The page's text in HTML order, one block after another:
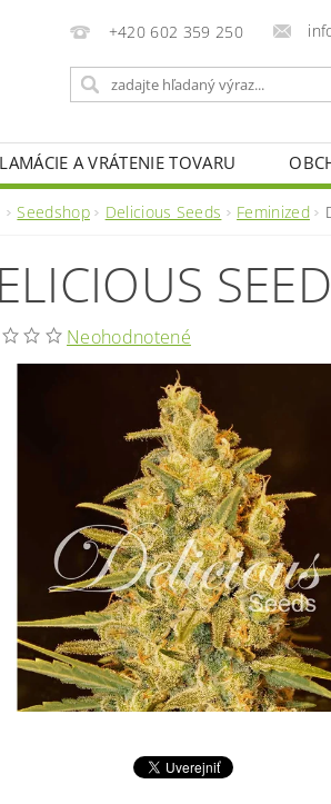
+420 602 359 250
A VRÁTENIE TOVARU
Seedshop Delicious Seeds Feminized
Neohodnotené